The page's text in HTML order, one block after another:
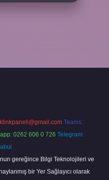
Teams:
0262 606 0 726 Telegram:
gereğince Bilgi Teknolojileri ve
bir Yer Sağlayıcı olarak